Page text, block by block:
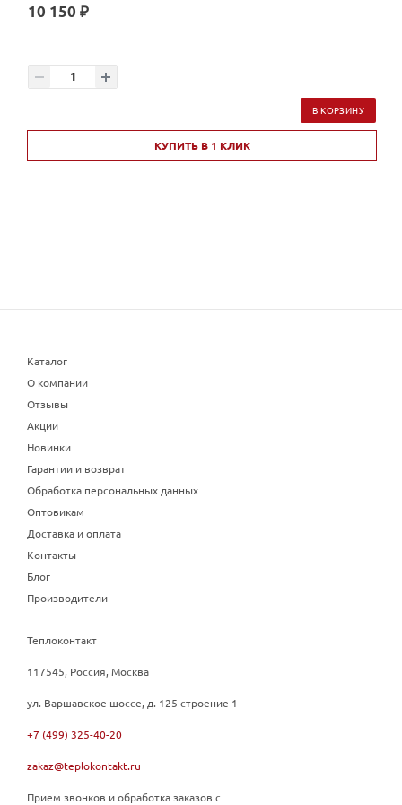
10 150 ₽
В КОРЗИНУ
КУПИТЬ В 1 КЛИК
Каталог
О компании
Отзывы
Акции
Новинки
Гарантии и возврат
Обработка персональных данных
Оптовикам
Доставка и оплата
Контакты
Блог
Производители
Теплоконтакт
117545, Россия, Москва
ул. Варшавское шоссе, д. 125 строение 1
+7 (499) 325-40-20
zakaz@teplokontakt.ru
Прием звонков и обработка заказов с